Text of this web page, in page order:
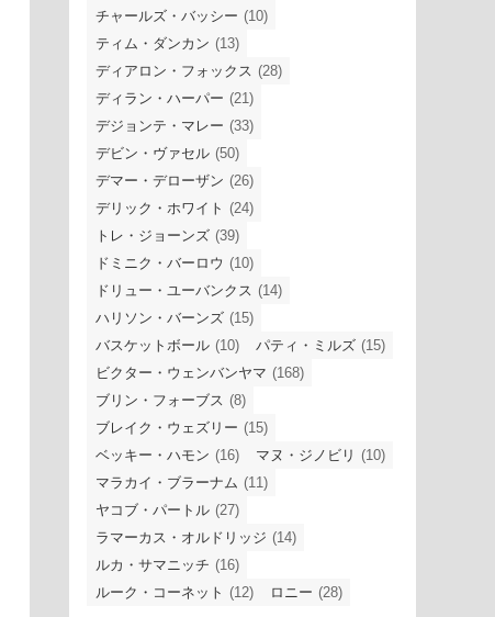
チャールズ・バッシー (10)
ティム・ダンカン (13)
ディアロン・フォックス (28)
ディラン・ハーパー (21)
デジョンテ・マレー (33)
デビン・ヴァセル (50)
デマー・デローザン (26)
デリック・ホワイト (24)
トレ・ジョーンズ (39)
ドミニク・バーロウ (10)
ドリュー・ユーバンクス (14)
ハリソン・バーンズ (15)
バスケットボール (10) パティ・ミルズ (15)
ビクター・ウェンバンヤマ (168)
ブリン・フォーブス (8)
ブレイク・ウェズリー (15)
ベッキー・ハモン (16) マヌ・ジノビリ (10)
マラカイ・ブラーナム (11)
ヤコブ・パートル (27)
ラマーカス・オルドリッジ (14)
ルカ・サマニッチ (16)
ルーク・コーネット (12) ロニー (28)